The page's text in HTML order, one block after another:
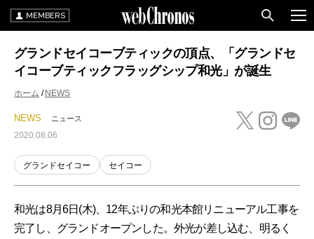
MEMBERS
グランドセイコーブティックの頂点、「グランドセ
イコーブティックフラッグシップ和光」が誕生
ホーム NEWS
NEWS ニュース
2020.08.06
グランドセイコー セイコー
和光は8月6日(木)、12年ぶりの和光本館リニューアル工事を
完了し、グランドオープンした。外光が差し込む、明るく